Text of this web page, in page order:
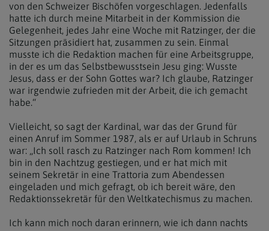
von den Schweizer Bischöfen vorgeschlagen. Jedenfalls
hatte ich durch meine Mitarbeit in der Kommission die
Gelegenheit, jedes Jahr eine Woche mit Ratzinger, der die
Sitzungen präsidiert hat, zusammen zu sein. Einmal
musste ich die Redaktion machen für eine Arbeitsgruppe,
in der es um das Selbstbewusstsein Jesu ging: Wusste
Jesus, dass er der Sohn Gottes war? Ich glaube, Ratzinger
war irgendwie zufrieden mit der Arbeit, die ich gemacht
habe.“
Vielleicht, so sagt der Kardinal, war das der Grund für
einen Anruf im Sommer 1987, als er auf Urlaub in Schruns
war: „Ich soll rasch zu Ratzinger nach Rom kommen! Ich
bin in den Nachtzug gestiegen, und er hat mich mit
seinem Sekretär in eine Trattoria zum Abendessen
eingeladen und mich gefragt, ob ich bereit wäre, den
Redaktionssekretär für den Weltkatechismus zu machen.
Ich kann mich noch daran erinnern, wie ich dann nachts